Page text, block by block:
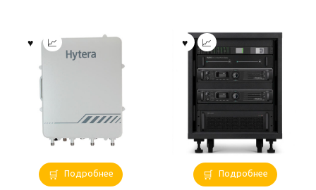
Подробнее Подробнее